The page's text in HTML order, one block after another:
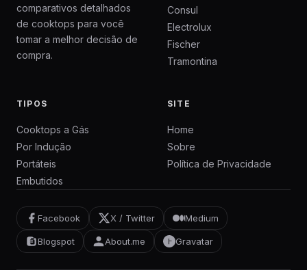
comparativos detalhados
de cooktops para você
tomar a melhor decisão de
compra.
Consul
Electrolux
Fischer
Tramontina
TIPOS
Cooktops a Gás
Por Indução
Portáteis
Embutidos
SITE
Home
Sobre
Política de Privacidade
Facebook X / Twitter Medium
Blogspot About.me Gravatar